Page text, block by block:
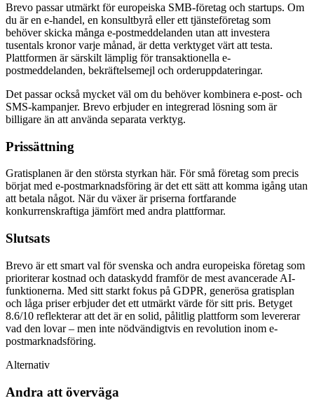
Brevo passar utmärkt för europeiska SMB-företag och startups. Om
du är en e-handel, en konsultbyrå eller ett tjänsteföretag som
behöver skicka många e-postmeddelanden utan att investera
tusentals kronor varje månad, är detta verktyget värt att testa.
Plattformen är särskilt lämplig för transaktionella e-
postmeddelanden, bekräftelsemejl och orderuppdateringar.
Det passar också mycket väl om du behöver kombinera e-post- och
SMS-kampanjer. Brevo erbjuder en integrerad lösning som är
billigare än att använda separata verktyg.
Prissättning
Gratisplanen är den största styrkan här. För små företag som precis
börjat med e-postmarknadsföring är det ett sätt att komma igång utan
att betala något. När du växer är priserna fortfarande
konkurrenskraftiga jämfört med andra plattformar.
Slutsats
Brevo är ett smart val för svenska och andra europeiska företag som
prioriterar kostnad och dataskydd framför de mest avancerade AI-
funktionerna. Med sitt starkt fokus på GDPR, generösa gratisplan
och låga priser erbjuder det ett utmärkt värde för sitt pris. Betyget
8.6/10 reflekterar att det är en solid, pålitlig plattform som levererar
vad den lovar – men inte nödvändigtvis en revolution inom e-
postmarknadsföring.
Alternativ
Andra att överväga